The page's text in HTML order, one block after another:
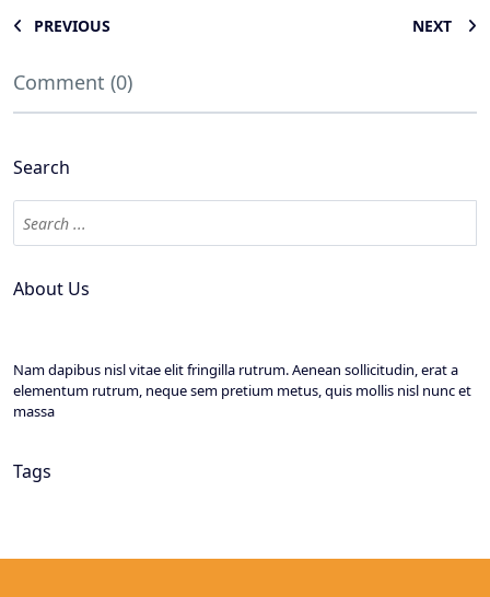
PREVIOUS NEXT
Comment (0)
Search
About Us
Nam dapibus nisl vitae elit fringilla rutrum. Aenean sollicitudin, erat a
elementum rutrum, neque sem pretium metus, quis mollis nisl nunc et
massa
Tags